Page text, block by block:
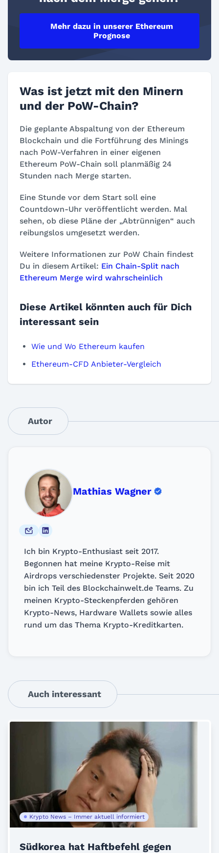
Mehr dazu in unserer Ethereum
Prognose
Was ist jetzt mit den Minern
und der PoW-Chain?
Die geplante Abspaltung von der Ethereum
Blockchain und die Fortführung des Minings
nach PoW-Verfahren in einer eigenen
Ethereum PoW-Chain soll planmäßig 24
Stunden nach Merge starten.
Eine Stunde vor dem Start soll eine
Countdown-Uhr veröffentlicht werden. Mal
sehen, ob diese Pläne der „Abtrünnigen“ auch
reibungslos umgesetzt werden.
Weitere Informationen zur PoW Chain findest
Du in diesem Artikel: Ein Chain-Split nach
Ethereum Merge wird wahrscheinlich
Diese Artikel könnten auch für Dich
interessant sein
Wie und Wo Ethereum kaufen
Ethereum-CFD Anbieter-Vergleich
Autor
Mathias Wagner
Ich bin Krypto-Enthusiast seit 2017.
Begonnen hat meine Krypto-Reise mit
Airdrops verschiedenster Projekte. Seit 2020
bin ich Teil des Blockchainwelt.de Teams. Zu
meinen Krypto-Steckenpferden gehören
Krypto-News, Hardware Wallets sowie alles
rund um das Thema Krypto-Kreditkarten.
Auch interessant
Krypto News – Immer aktuell informiert
Südkorea hat Haftbefehl gegen